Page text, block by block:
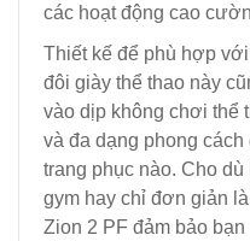
các hoạt động cao
Thiết kế để phù hợp
đôi giày thể thao này
vào dịp không chơi thể
và đa dạng phong
trang phục nào. Cho
gym hay chỉ đơn giản
Zion 2 PF đảm bảo